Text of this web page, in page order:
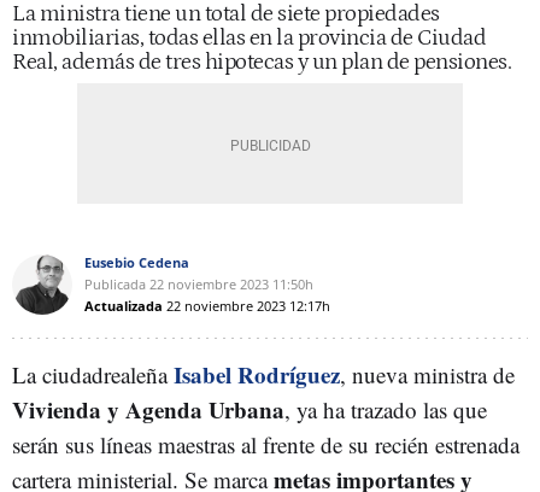
La ministra tiene un total de siete propiedades
inmobiliarias, todas ellas en la provincia de Ciudad
Real, además de tres hipotecas y un plan de pensiones.
Eusebio Cedena
Publicada 22 noviembre 2023 11:50h
Actualizada 22 noviembre 2023 12:17h
La ciudadrealeñaIsabel Rodríguez, nueva ministra de
Vivienda y Agenda Urbana, ya ha trazado las que
serán sus líneas maestras al frente de su recién estrenada
cartera ministerial. Se marcametas importantes y